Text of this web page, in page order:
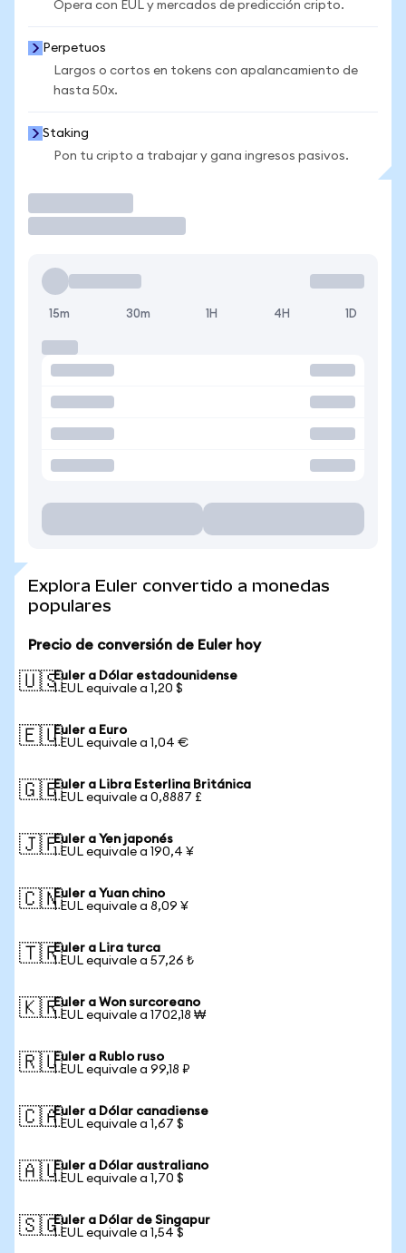
Opera con EUL y mercados de predicción cripto.
Perpetuos
Largos o cortos en tokens con apalancamiento de
hasta 50x.
Staking
Pon tu cripto a trabajar y gana ingresos pasivos.
15m 30m 1H 4H 1D
Explora Euler convertido a monedas
populares
Precio de conversión de Euler hoy
🇺🇸Euler a Dólar estadounidense
1 EUL equivale a 1,20 $
🇪🇺Euler a Euro
1 EUL equivale a 1,04 €
🇬🇧Euler a Libra Esterlina Británica
1 EUL equivale a 0,8887 £
🇯🇵Euler a Yen japonés
1 EUL equivale a 190,4 ¥
🇨🇳Euler a Yuan chino
1 EUL equivale a 8,09 ¥
🇹🇷Euler a Lira turca
1 EUL equivale a 57,26 ₺
🇰🇷Euler a Won surcoreano
1 EUL equivale a 1702,18 ₩
🇷🇺Euler a Rublo ruso
1 EUL equivale a 99,18 ₽
🇨🇦Euler a Dólar canadiense
1 EUL equivale a 1,67 $
🇦🇺Euler a Dólar australiano
1 EUL equivale a 1,70 $
🇸🇬Euler a Dólar de Singapur
1 EUL equivale a 1,54 $